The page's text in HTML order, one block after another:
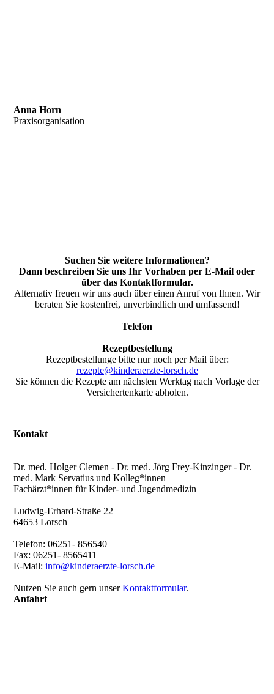
Anna Horn
Praxisorganisation
Suchen Sie weitere Informationen?
Dann beschreiben Sie uns Ihr Vorhaben per E-Mail oder
über das Kontakt­formular.
Alternativ freuen wir uns auch über einen Anruf von Ihnen. Wir
beraten Sie kostenfrei, unverbindlich und umfassend!
Telefon
Rezeptbestellung
Rezeptbestellunge bitte nur noch per Mail über:
rezepte@kinderaerzte-lorsch.de
Sie können die Rezepte am nächsten Werktag nach Vorlage der
Versichertenkarte abholen.
Kontakt
Dr. med. Holger Clemen - Dr. med. Jörg Frey-Kinzinger - Dr.
med. Mark Servatius und Kolleg*innen
Fachärzt*innen für Kinder- und Jugendmedizin
Ludwig-Erhard-Straße 22
64653 Lorsch
Telefon: 06251- 856540
Fax: 06251- 8565411
E-Mail:info@kinderaerzte-lorsch.de
Nutzen Sie auch gern unserKontaktformular.
Anfahrt